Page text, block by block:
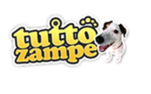
contenuto